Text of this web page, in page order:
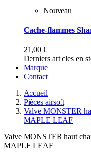
Nouveau
Cache-flammes
21,00 €
Derniers articles en
Marque
Contact
Accueil
Pièces airsoft
Valve MONSTER
MAPLE LEAF
Valve MONSTER haut
MAPLE LEAF